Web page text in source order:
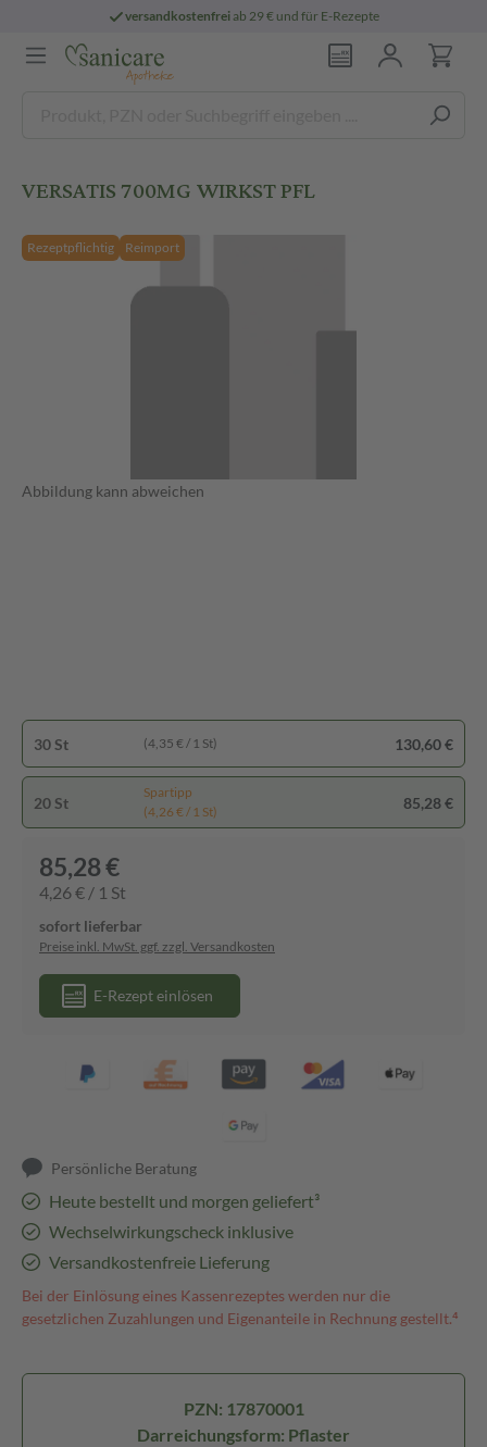
versandkostenfreiab 29 € und für E-Rezepte
VERSATIS 700MG WIRKST PFL
Rezeptpflichtig Reimport
Abbildung kann abweichen
30 St (4,35 € / 1 St) 130,60 €
20 St
Spartipp
(4,26 € / 1 St)
85,28 €
85,28 €
4,26 € / 1 St
sofort lieferbar
Preise inkl. MwSt. ggf. zzgl. Versandkosten
E-Rezept einlösen
Persönliche Beratung
Heute bestellt und morgen geliefert³
Wechselwirkungscheck inklusive
Versandkostenfreie Lieferung
Bei der Einlösung eines Kassenrezeptes werden nur die
gesetzlichen Zuzahlungen und Eigenanteile in Rechnung gestellt.⁴
PZN: 17870001
Darreichungsform: Pflaster